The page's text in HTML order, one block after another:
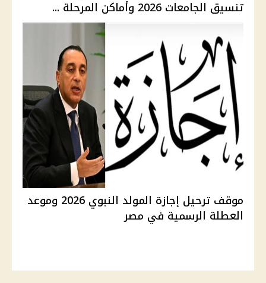
تنسيق الجامعات 2026 وأماكن المرحلة ...
موقف ترحيل إجازة المولد النبوي 2026 وموعد
العطلة الرسمية في مصر